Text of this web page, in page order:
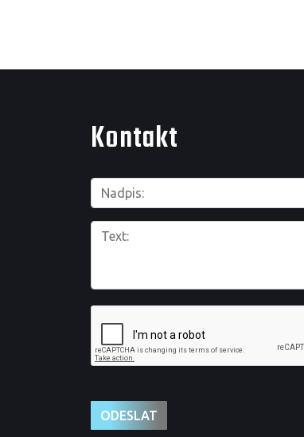
Kontakt